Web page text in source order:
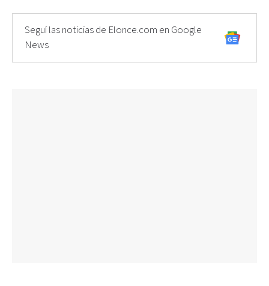
Seguí las noticias de Elonce.com en Google
News